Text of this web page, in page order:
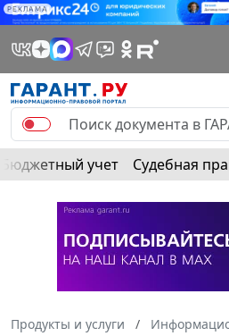
РЕКЛАМА
Бюджетный учет Судебная
Продукты и услуги